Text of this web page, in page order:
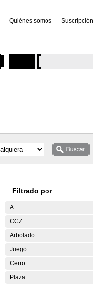
Quiénes somos Suscripción
Filtrado por
A
CCZ
Arbolado
Juego
Cerro
Plaza